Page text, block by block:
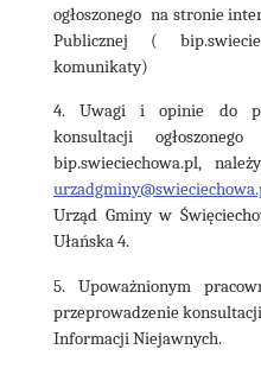
ogłoszonego na stronie
Publicznej (
komunikaty)
4. Uwagi i opinie do
konsultacji
bip.swieciechowa.pl,
Urząd Gminy w
Ułańska 4.
5. Upoważnionym
przeprowadzenie
Informacji Niejawnych.